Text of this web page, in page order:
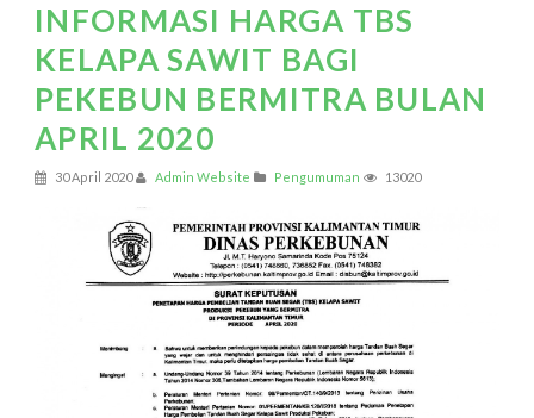
INFORMASI HARGA TBS
KELAPA SAWIT BAGI
PEKEBUN BERMITRA BULAN
APRIL 2020
30 April 2020 Admin Website Pengumuman 13020